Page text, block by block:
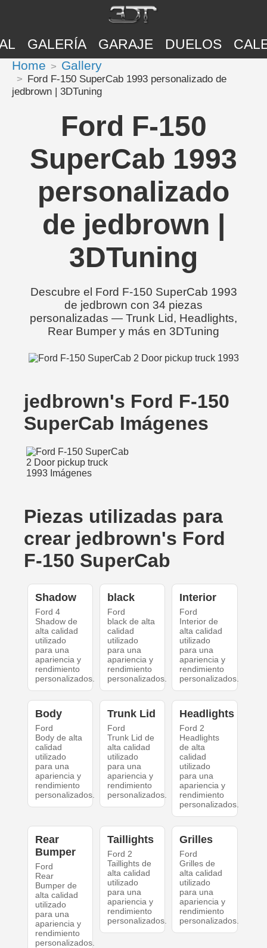
GALERÍA GARAJE DUELOS
Home Gallery
Ford F-150 SuperCab 1993 personalizado de
jedbrown | 3DTuning
Ford F-150
SuperCab 1993
personalizado
de jedbrown |
3DTuning
Descubre el Ford F-150 SuperCab 1993
de jedbrown con 34 piezas
personalizadas — Trunk Lid, Headlights,
Rear Bumper y más en 3DTuning
jedbrown's Ford F-150
SuperCab Imágenes
Piezas utilizadas para
crear jedbrown's Ford
F-150 SuperCab
Shadow
Ford 4
Shadow de
alta calidad
utilizado
para una
apariencia y
rendimiento
personalizados.
black
Ford
black de alta
calidad
utilizado
para una
apariencia y
rendimiento
personalizados.
Interior
Ford
Interior de
alta calidad
utilizado
para una
apariencia y
rendimiento
personalizados.
Body
Ford
Body de alta
calidad
utilizado
para una
apariencia y
rendimiento
personalizados.
Trunk Lid
Ford
Trunk Lid de
alta calidad
utilizado
para una
apariencia y
rendimiento
personalizados.
Headlights
Ford 2
Headlights
de alta
calidad
utilizado
para una
apariencia y
rendimiento
personalizados.
Rear
Bumper
Ford
Rear
Bumper de
alta calidad
utilizado
para una
apariencia y
rendimiento
personalizados.
Taillights
Ford 2
Taillights de
alta calidad
utilizado
para una
apariencia y
rendimiento
personalizados.
Grilles
Ford
Grilles de
alta calidad
utilizado
para una
apariencia y
rendimiento
personalizados.